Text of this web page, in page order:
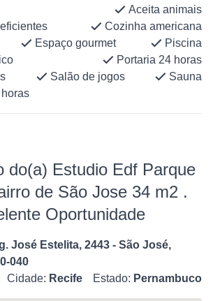
Aceita animais
Cozinha americana
Espaço gourmet
Piscina
Portaria 24 horas
Salão de jogos
Sauna
do(a) Estudio Edf Parque
de São Jose 34 m2 .
Oportunidade
José Estelita, 2443 - São José,
040
Cidade: Recife Estado: Pernambuco